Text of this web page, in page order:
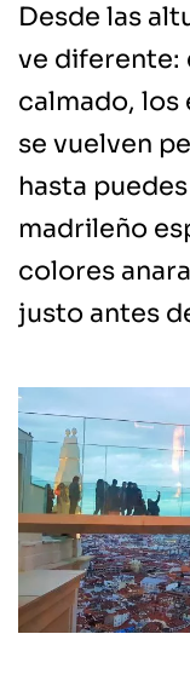
Desde las
ve diferente:
calmado,
se vuelven
hasta
madrileño
colores
justo antes